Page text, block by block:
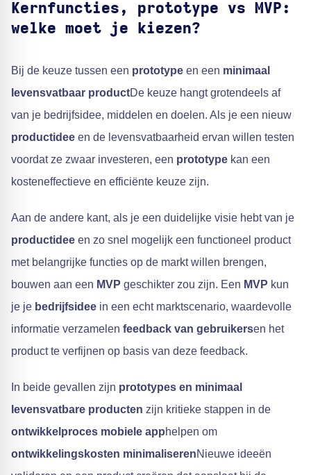
Kernfuncties, prototype vs MVP:
welke moet je kiezen?
Bij de keuze tussen een prototype en een minimaal
levensvatbaar productDe keuze hangt grotendeels af
van je bedrijfsidee, middelen en doelen. Als je een nieuw
productidee en de levensvatbaarheid ervan willen testen
voordat ze zwaar investeren, een prototype kan een
kosteneffectieve en efficiënte keuze zijn.
Aan de andere kant, als je een duidelijke visie hebt van je
productidee en zo snel mogelijk een functioneel product
met belangrijke functies op de markt willen brengen,
bouwen aan een MVP geschikter zou zijn. Een MVP kun
je je bedrijfsidee in een echt marktscenario, waardevolle
informatie verzamelen feedback van gebruikersen het
product te verfijnen op basis van deze feedback.
In beide gevallen zijn prototypes en minimaal
levensvatbare producten zijn kritieke stappen in de
ontwikkelproces mobiele apphelpen om
ontwikkelingskosten minimaliserenNieuwe ideeën